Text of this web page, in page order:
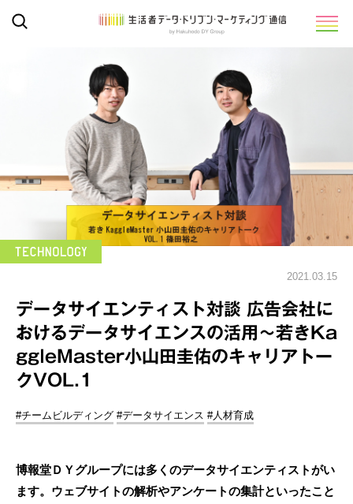
2021.03.15
データサイエンティスト対談 広告会社に
おけるデータサイエンスの活用～若きKa
ggleMaster小山田圭佑のキャリアトー
クVOL.1
#チームビルディング #データサイエンス #人材育成
博報堂ＤＹグループには多くのデータサイエンティストがい
ます。ウェブサイトの解析やアンケートの集計といったこと